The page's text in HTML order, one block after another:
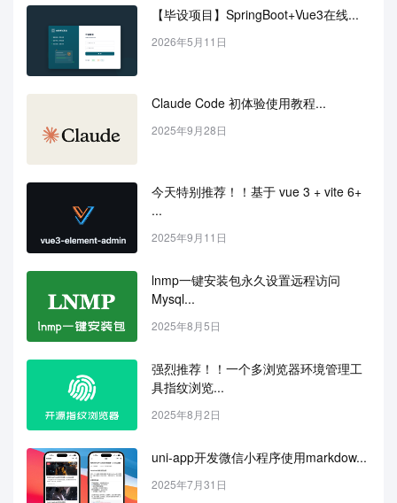
【毕设项目】SpringBoot+Vue3在线...
2026年5月11日
Claude Code 初体验使用教程...
2025年9月28日
今天特别推荐！！基于 vue 3 + vite 6+
...
2025年9月11日
lnmp一键安装包永久设置远程访问
Mysql...
2025年8月5日
强烈推荐！！一个多浏览器环境管理工
具指纹浏览...
2025年8月2日
uni-app开发微信小程序使用markdow...
2025年7月31日